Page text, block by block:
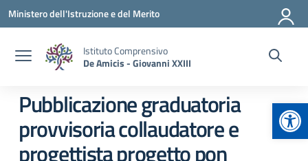
Vai ai contenuti
Vai al menu di navigazione
Vai al footer
Ministero dell'Istruzione e del Merito
Istituto Comprensivo
De Amicis - Giovanni XXIII
Pubblicazione graduatoria
provvisoria collaudatore e
progettista progetto pon